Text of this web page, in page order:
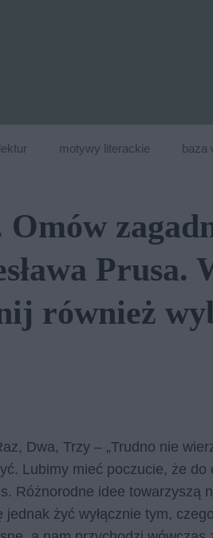
motywy literackie baza
Prusa.
również
Dwa, Trzy – „Trudno nie
Lubimy mieć poczucie, że do
Różnorodne idee towarzyszą
żyć wyłącznie tym,